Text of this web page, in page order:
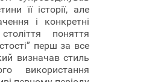
її історії, але
і конкретні
поняття
перш за все
визначав стиль
використання